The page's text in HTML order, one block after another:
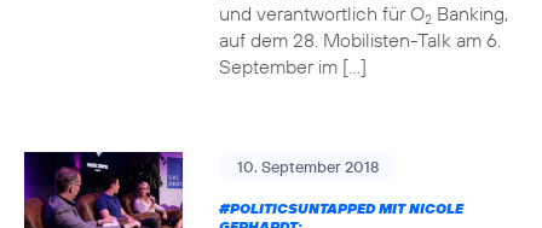
und verantwortlich für O2Banking,
auf dem 28. Mobilisten-Talk am 6.
September im […]
10. September 2018
#POLITICSUNTAPPEDMIT NICOLE